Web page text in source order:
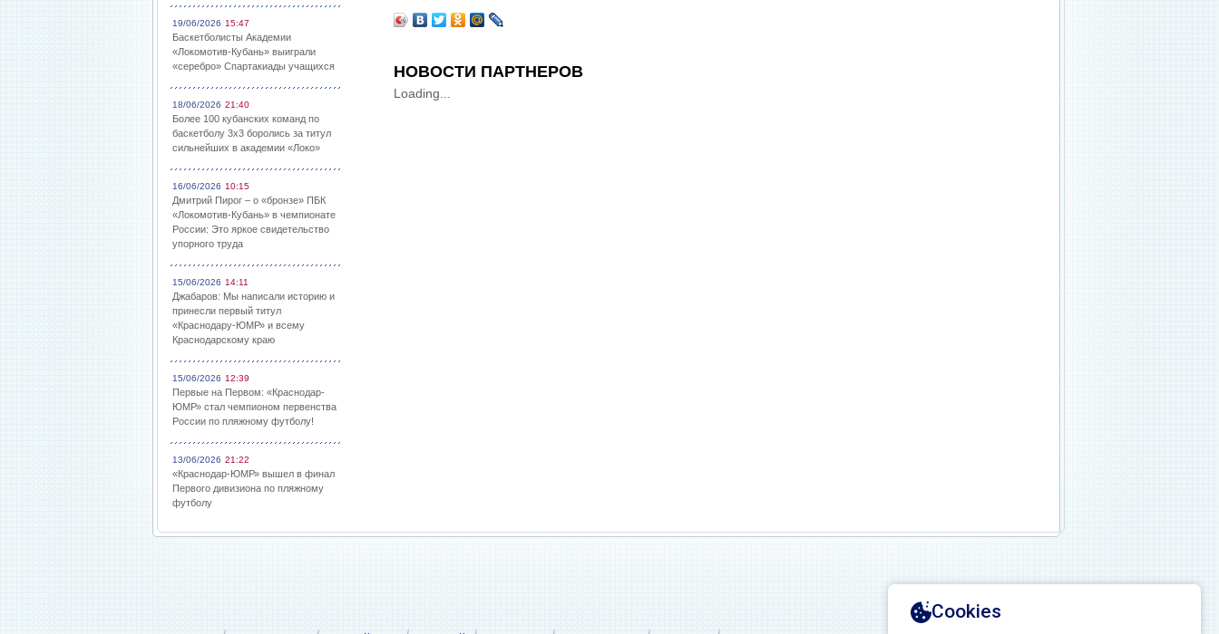
19/06/2026 15:47
Баскетболисты Академии
«Локомотив-Кубань» выиграли
«серебро» Спартакиады учащихся
18/06/2026 21:40
Более 100 кубанских команд по
баскетболу 3х3 боролись за титул
сильнейших в академии «Локо»
16/06/2026 10:15
Дмитрий Пирог – о «бронзе» ПБК
«Локомотив-Кубань» в чемпионате
России: Это яркое свидетельство
упорного труда
15/06/2026 14:11
Джабаров: Мы написали историю и
принесли первый титул
«Краснодару-ЮМР» и всему
Краснодарскому краю
15/06/2026 12:39
Первые на Первом: «Краснодар-
ЮМР» стал чемпионом первенства
России по пляжному футболу!
13/06/2026 21:22
«Краснодар-ЮМР» вышел в финал
Первого дивизиона по пляжному
футболу
НОВОСТИ ПАРТНЕРОВ
Loading...